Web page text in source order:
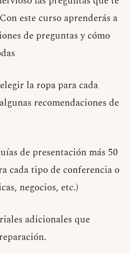
este curso aprenderás a
de preguntas y cómo
la ropa para cada
recomendaciones de
de presentación más 50
cada tipo de conferencia o
negocios, etc.)
adicionales que